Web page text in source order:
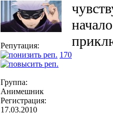
Репутация:
170
Группа:
Анимешник
Регистрация:
17.03.2010